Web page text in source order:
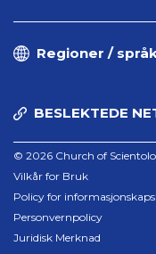
Regioner /
BESLEKTEDE
© 2026 Church of
Vilkår for Bruk
Policy for
Personvernpolicy
Juridisk Merknad